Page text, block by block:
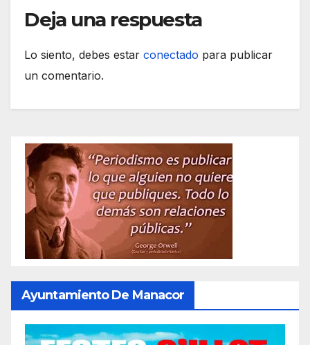
Deja una respuesta
Lo siento, debes estar conectado para publicar
un comentario.
Ayuntamiento De Manacor